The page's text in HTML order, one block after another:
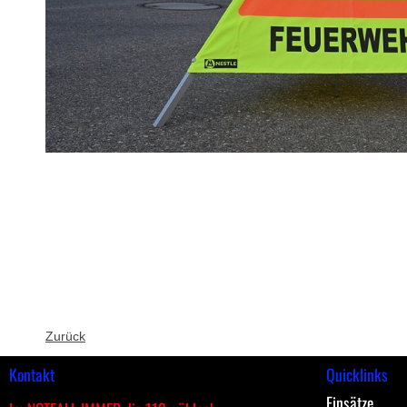
Zurück
Kontakt
Quicklinks